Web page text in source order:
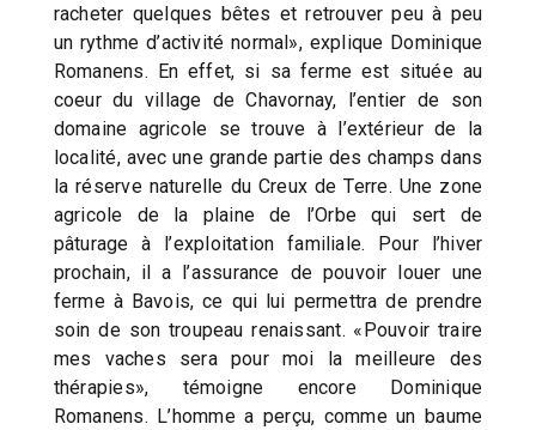
racheter quelques bêtes et retrouver peu à peu
un rythme d’activité normal», explique Dominique
Romanens. En effet, si sa ferme est située au
coeur du village de Chavornay, l’entier de son
domaine agricole se trouve à l’extérieur de la
localité, avec une grande partie des champs dans
la réserve naturelle du Creux de Terre. Une zone
agricole de la plaine de l’Orbe qui sert de
pâturage à l’exploitation familiale. Pour l’hiver
prochain, il a l’assurance de pouvoir louer une
ferme à Bavois, ce qui lui permettra de prendre
soin de son troupeau renaissant. «Pouvoir traire
mes vaches sera pour moi la meilleure des
thérapies», témoigne encore Dominique
Romanens. L’homme a perçu, comme un baume